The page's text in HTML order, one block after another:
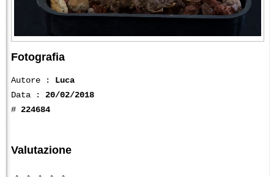
Fotografia
Autore : Luca
Data : 20/02/2018
# 224684
Valutazione